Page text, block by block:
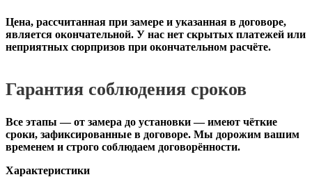
Цена, рассчитанная при замере и указанная в договоре,
является окончательной. У нас нет скрытых платежей или
неприятных сюрпризов при окончательном расчёте.
Гарантия соблюдения сроков
Все этапы — от замера до установки — имеют чёткие
сроки, зафиксированные в договоре. Мы дорожим вашим
временем и строго соблюдаем договорённости.
Характеристики